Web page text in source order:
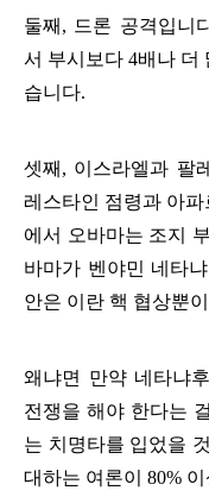
둘째, 드론 공격입니
서 부시보다 4배나 더
습니다.
셋째, 이스라엘과 팔
레스타인 점령과 아
에서 오바마는 조지
바마가 벤야민 네타
안은 이란 핵 협상뿐
왜냐면 만약 네타냐
전쟁을 해야 한다는
는 치명타를 입었을
대하는 여론이 80%